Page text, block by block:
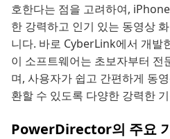
호한다는 점을 고려하여,
한 강력하고 인기 있는 동영상
니다. 바로 CyberLink에서 개
이 소프트웨어는 초보자부터 전
며, 사용자가 쉽고 간편하게 동
환할 수 있도록 다양한 강력한
PowerDirector의 주요